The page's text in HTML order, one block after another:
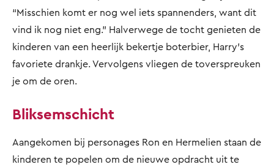
“Misschien komt er nog wel iets spannenders, want dit
vind ik nog niet eng.” Halverwege de tocht genieten de
kinderen van een heerlijk bekertje boterbier, Harry’s
favoriete drankje. Vervolgens vliegen de toverspreuken
je om de oren.
Bliksemschicht
Aangekomen bij personages Ron en Hermelien staan de
kinderen te popelen om de nieuwe opdracht uit te